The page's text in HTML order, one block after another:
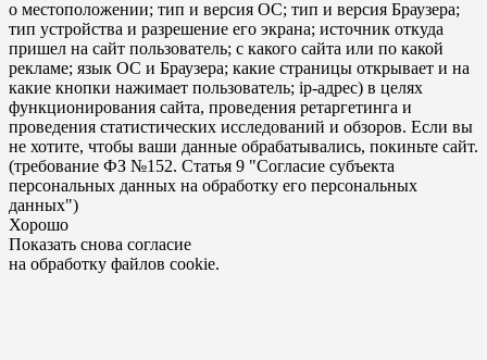
о местоположении; тип и версия ОС; тип и версия Браузера;
тип устройства и разрешение его экрана; источник откуда
пришел на сайт пользователь; с какого сайта или по какой
рекламе; язык ОС и Браузера; какие страницы открывает и на
какие кнопки нажимает пользователь; ip-адрес) в целях
функционирования сайта, проведения ретаргетинга и
проведения статистических исследований и обзоров. Если вы
не хотите, чтобы ваши данные обрабатывались, покиньте сайт.
(требование ФЗ №152. Статья 9 "Согласие субъекта
персональных данных на обработку его персональных
данных")
Хорошо
Показать снова согласие
на обработку файлов cookie.